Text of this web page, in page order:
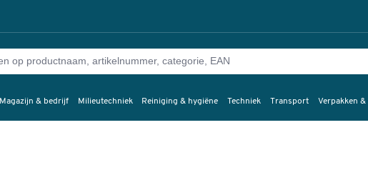
Magazijn & bedrijf Milieutechniek Reiniging & hygiëne Techniek Transport Verpakken &